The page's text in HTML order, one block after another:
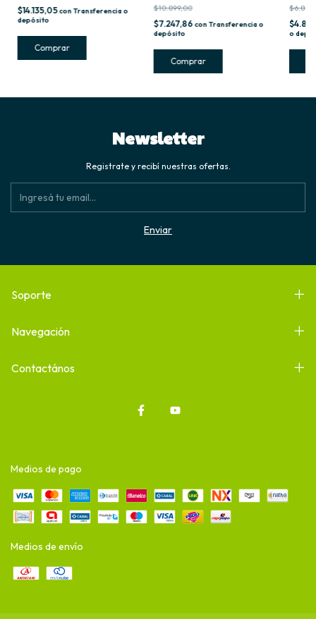
$14.135,05con Transferencia o
depósito
$10.899,00
$7.247,86 conTransferencia o
depósito
o
Newsletter
Registrate y recibí nuestras ofertas.
Soporte
Navegación
Contactános
Medios de pago
Medios de envío